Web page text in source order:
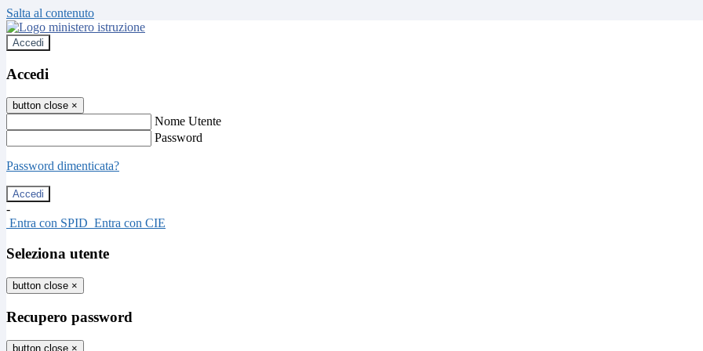
Salta al contenuto
Accedi
Accedi
button close ×
Nome Utente
Password
Password dimenticata?
-
Entra con SPID Entra con CIE
Seleziona utente
button close ×
Recupero password
button close ×